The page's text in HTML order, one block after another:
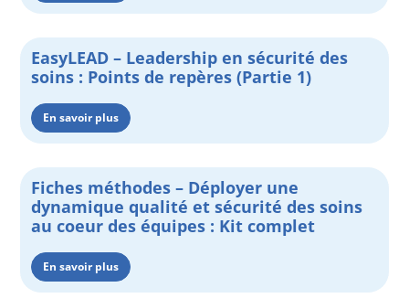
EasyLEAD – Leadership en sécurité des
soins : Points de repères (Partie 1)
En savoir plus
Fiches méthodes – Déployer une
dynamique qualité et sécurité des soins
au coeur des équipes : Kit complet
En savoir plus